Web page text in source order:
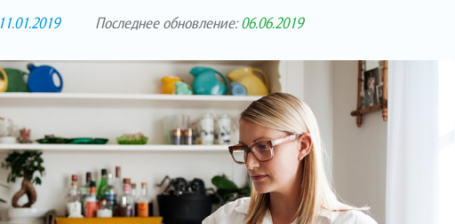
11.01.2019 Последнее обновление:06.06.2019